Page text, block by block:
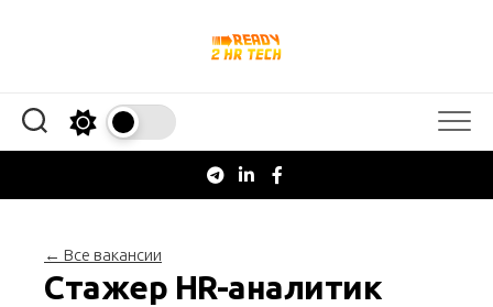
← Все вакансии
Стажер HR-аналитик